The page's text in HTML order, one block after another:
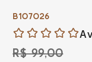
B107026
R$ 99,00